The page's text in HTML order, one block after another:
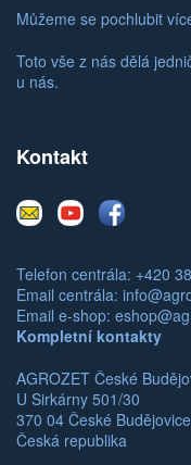
Můžeme se pochlubit
Toto vše z nás dělá
u nás.
Kontakt
E-
mail
YoutubeFacebook
Telefon centrála: +420
Email centrála:
Email e-shop:
Kompletní kontakty
AGROZET České
U Sirkárny 501/30
370 04 České Budějovice
Česká republika